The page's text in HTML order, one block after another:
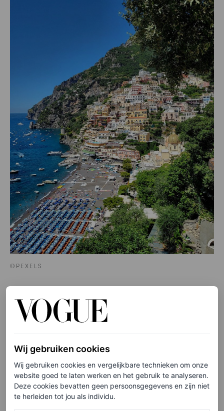
©PEXELS
Atrani Beach
Aan de kust van Amalfi op de weg naar Ravello (naar
Atrani, een piepklein vissersdorpje met slechts duizend
inwoners. En dus een prachtig – maar klein – zandstrand
genaamd Atrani Beach. Tussen delocalsop een
strandbedje genieten van een Aperol Spritz, ver van de
Wij gebruiken cookies
Wij gebruiken cookies en vergelijkbare technieken om onze
website goed te laten werken en het gebruik te analyseren.
Deze cookies bevatten geen persoonsgegevens en zijn niet
te herleiden tot jou als individu.